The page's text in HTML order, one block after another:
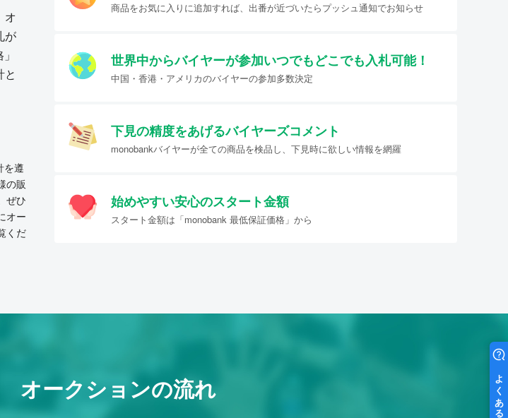
オ
が
と
商品をお気に入りに追加すれば、出番が近づいたらプッシュ通知でお知らせ
世界中からバイヤーが参加いつでもどこでも入札可能！
中国・香港・アメリカのバイヤーの参加多数決定
下見の精度をあげるバイヤーズコメント
monobankバイヤーが全ての商品を検品し、下見時に欲しい情報を網羅
始めやすい安心のスタート金額
スタート金額は「monobank 最低保証価格」から
を遵
の販
ぜひ
オー
くだ
オークションの流れ